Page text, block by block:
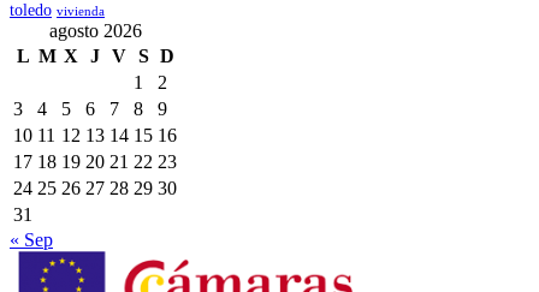
toledo vivienda
agosto 2026
L M X J V S D
1
2
3
4 5 6 7 8
9
10 11 12 13 14 15 16
17 18 19 20 21 22 23
24 25 26 27 28 29 30
31
« Sep